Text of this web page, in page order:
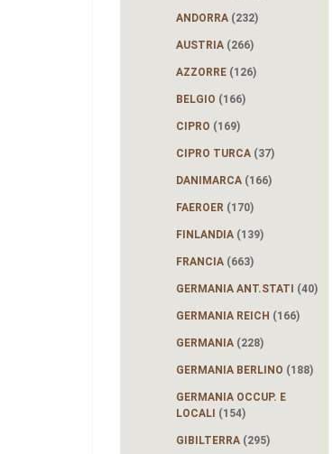
ANDORRA (232)
AUSTRIA (266)
AZZORRE (126)
BELGIO (166)
CIPRO (169)
CIPRO TURCA (37)
DANIMARCA (166)
FAEROER (170)
FINLANDIA (139)
FRANCIA (663)
GERMANIA ANT.STATI (40)
GERMANIA REICH (166)
GERMANIA (228)
GERMANIA BERLINO (188)
GERMANIA OCCUP. E
LOCALI (154)
GIBILTERRA (295)